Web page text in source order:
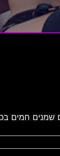
שמנים חמים